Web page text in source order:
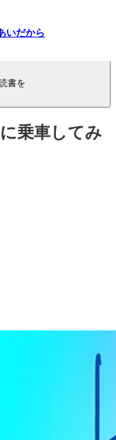
いだから
書を
乗車してみ